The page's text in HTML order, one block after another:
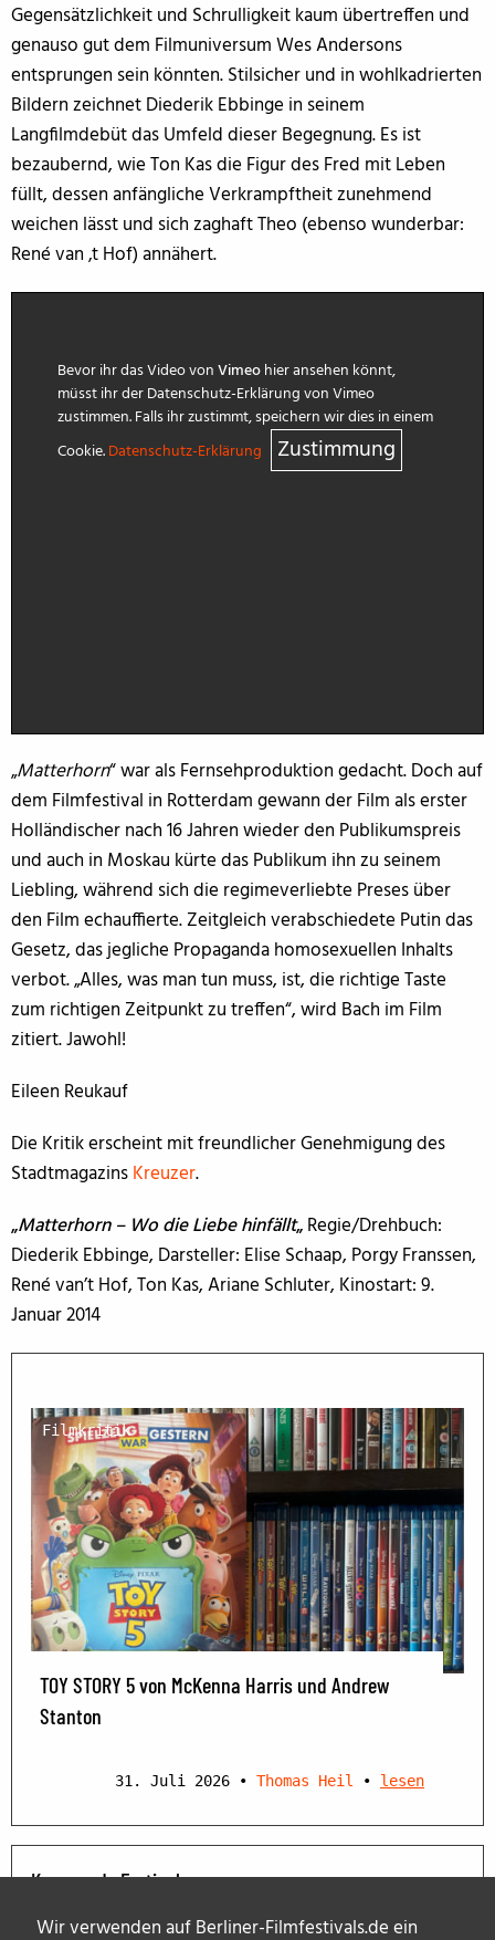
Wir verwenden auf Berliner-Filmfestivals.de ein
Gegensätzlichkeit und Schrulligkeit kaum übertreffen und
genauso gut dem Filmuniversum Wes Andersons
entsprungen sein könnten. Stilsicher und in wohlkadrierten
Bildern zeichnet Diederik Ebbinge in seinem
Langfilmdebüt das Umfeld dieser Begegnung. Es ist
bezaubernd, wie Ton Kas die Figur des Fred mit Leben
füllt, dessen anfängliche Verkrampftheit zunehmend
weichen lässt und sich zaghaft Theo (ebenso wunderbar:
René van ‚t Hof) annähert.
Bevor ihr das Video vonVimeohier ansehen könnt,
müsst ihr der Datenschutz-Erklärung von Vimeo
zustimmen. Falls ihr zustimmt, speichern wir dies in einem
Cookie.Datenschutz-Erklärung Zustimmung
„Matterhorn“ war als Fernsehproduktion gedacht. Doch auf
dem Filmfestival in Rotterdam gewann der Film als erster
Holländischer nach 16 Jahren wieder den Publikumspreis
und auch in Moskau kürte das Publikum ihn zu seinem
Liebling, während sich die regimeverliebte Preses über
den Film echauffierte. Zeitgleich verabschiedete Putin das
Gesetz, das jegliche Propaganda homosexuellen Inhalts
verbot. „Alles, was man tun muss, ist, die richtige Taste
zum richtigen Zeitpunkt zu treffen“, wird Bach im Film
zitiert. Jawohl!
Eileen Reukauf
Die Kritik erscheint mit freundlicher Genehmigung des
StadtmagazinsKreuzer.
„Matterhorn – Wo die Liebe hinfällt„Regie/Drehbuch:
Diederik Ebbinge, Darsteller: Elise Schaap, Porgy Franssen,
René van’t Hof, Ton Kas, Ariane Schluter, Kinostart: 9.
Januar 2014
Filmkritik
TOY STORY 5 von McKenna Harris und Andrew
Stanton
31. Juli 2026 • Thomas Heil • lesen
Kommende Festivals